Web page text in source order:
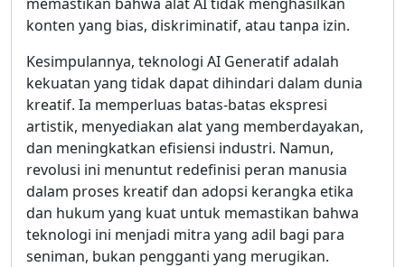
konten yang bias, diskriminatif, atau tanpa izin.
Kesimpulannya, teknologi AI Generatif adalah
kekuatan yang tidak dapat dihindari dalam dunia
kreatif. Ia memperluas batas-batas ekspresi
artistik, menyediakan alat yang memberdayakan,
dan meningkatkan efisiensi industri. Namun,
revolusi ini menuntut redefinisi peran manusia
dalam proses kreatif dan adopsi kerangka etika
dan hukum yang kuat untuk memastikan bahwa
teknologi ini menjadi mitra yang adil bagi para
seniman, bukan pengganti yang merugikan.